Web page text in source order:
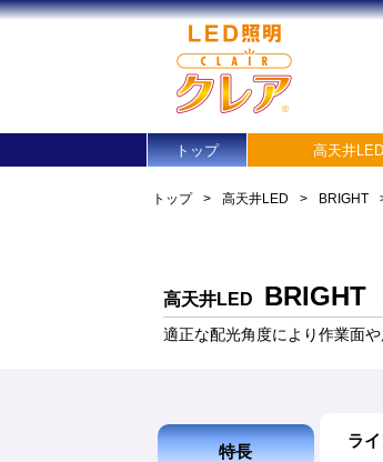
トップ 高天井LED
トップ > 高天井LED > BRIGHT
高天井LED BRIGHT
適正な配光角度により作業面
特長
ラ